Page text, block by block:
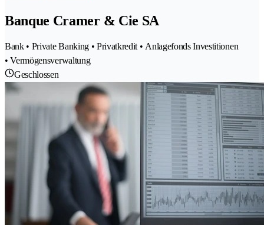
Banque Cramer & Cie SA
Bank • Private Banking • Privatkredit • Anlagefonds Investitionen
• Vermögensverwaltung
Geschlossen